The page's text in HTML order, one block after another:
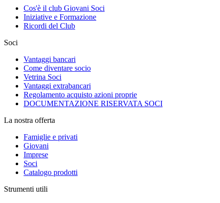
Cos'è il club Giovani Soci
Iniziative e Formazione
Ricordi del Club
Soci
Vantaggi bancari
Come diventare socio
Vetrina Soci
Vantaggi extrabancari
Regolamento acquisto azioni proprie
DOCUMENTAZIONE RISERVATA SOCI
La nostra offerta
Famiglie e privati
Giovani
Imprese
Soci
Catalogo prodotti
Strumenti utili